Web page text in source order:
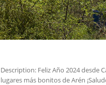
Description: Feliz Año 2024 desde
lugares más bonitos de Arén